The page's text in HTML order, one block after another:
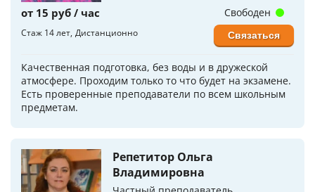
от 15 руб / час
Стаж 14 лет Дистанционно
Качественная подготовка, без воды и в дружеской
атмосфере. Проходим только то что будет на экзамене.
Есть проверенные преподаватели по всем школьным
предметам.
Свободен
Связаться
Репетитор Ольга
Владимировна